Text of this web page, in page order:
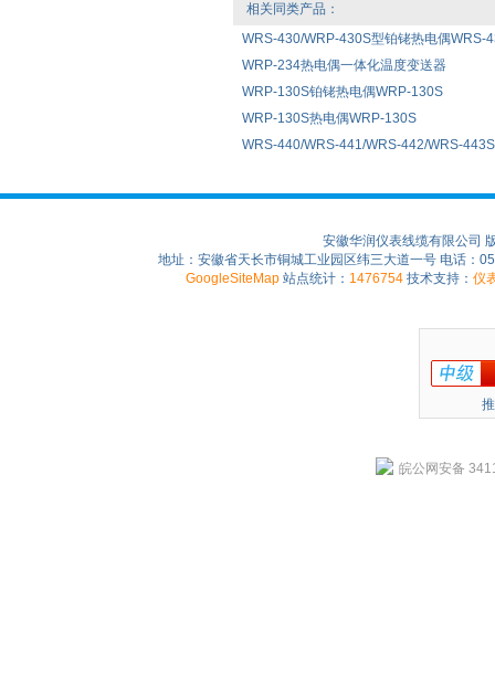
相关同类产品：
WRS-430/WRP-430S型铂铑热电偶WRS-
WRP-234热电偶一体化温度变送器
WRP-130S铂铑热电偶WRP-130S
WRP-130S热电偶WRP-130S
WRS-440/WRS-441/WRS-442/WRS-
安徽华润仪表线缆有限公司
地址：安徽省天长市铜城工业园区纬三大道一号 电话：
GoogleSiteMap 站点统计： 1476754 技术支持： 仪
皖公网安备